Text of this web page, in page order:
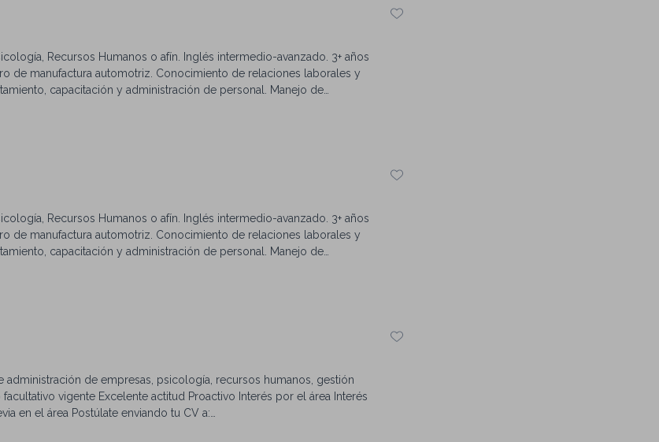
y redes sociales para reclutamiento. Conocimiento en entrevistas por
de Microsoft Office. Excelente comunicación, organización y
Recursos Humanos o afín. Inglés intermedio-avanzado. 3+ años
de manufactura automotriz. Conocimiento de relaciones laborales y
capacitación y administración de personal. Manejo de
Recursos Humanos o afín. Inglés intermedio-avanzado. 3+ años
de manufactura automotriz. Conocimiento de relaciones laborales y
capacitación y administración de personal. Manejo de
administración de empresas, psicología, recursos humanos, gestión
vigente Excelente actitud Proactivo Interés por el área Interés
en el área Postúlate enviando tu CV a: